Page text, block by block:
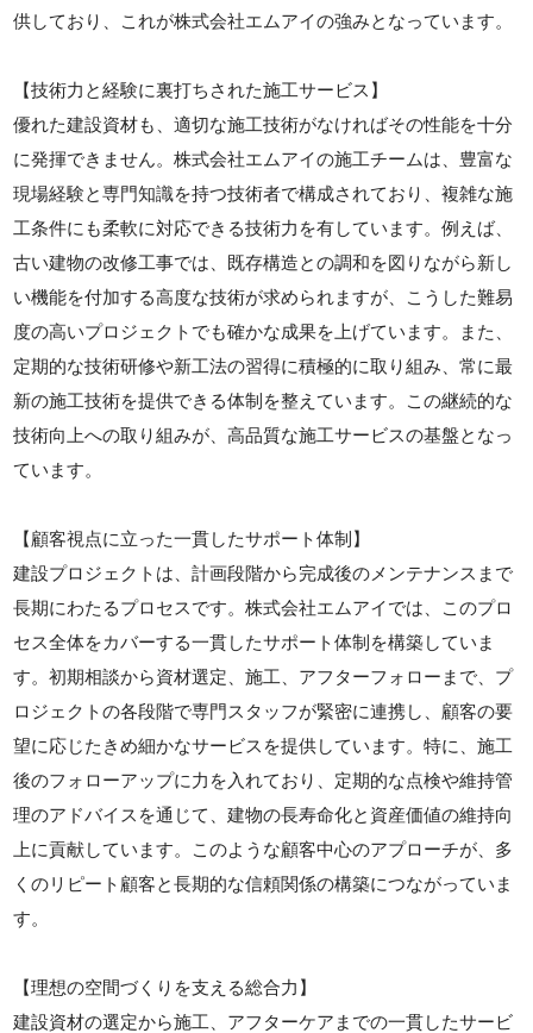
供しており、これが株式会社エムアイの強みとなっています。
【技術力と経験に裏打ちされた施工サービス】
優れた建設資材も、適切な施工技術がなければその性能を十分
に発揮できません。株式会社エムアイの施工チームは、豊富な
現場経験と専門知識を持つ技術者で構成されており、複雑な施
工条件にも柔軟に対応できる技術力を有しています。例えば、
古い建物の改修工事では、既存構造との調和を図りながら新し
い機能を付加する高度な技術が求められますが、こうした難易
度の高いプロジェクトでも確かな成果を上げています。また、
定期的な技術研修や新工法の習得に積極的に取り組み、常に最
新の施工技術を提供できる体制を整えています。この継続的な
技術向上への取り組みが、高品質な施工サービスの基盤となっ
ています。
【顧客視点に立った一貫したサポート体制】
建設プロジェクトは、計画段階から完成後のメンテナンスまで
長期にわたるプロセスです。株式会社エムアイでは、このプロ
セス全体をカバーする一貫したサポート体制を構築していま
す。初期相談から資材選定、施工、アフターフォローまで、プ
ロジェクトの各段階で専門スタッフが緊密に連携し、顧客の要
望に応じたきめ細かなサービスを提供しています。特に、施工
後のフォローアップに力を入れており、定期的な点検や維持管
理のアドバイスを通じて、建物の長寿命化と資産価値の維持向
上に貢献しています。このような顧客中心のアプローチが、多
くのリピート顧客と長期的な信頼関係の構築につながっていま
す。
【理想の空間づくりを支える総合力】
建設資材の選定から施工、アフターケアまでの一貫したサービ